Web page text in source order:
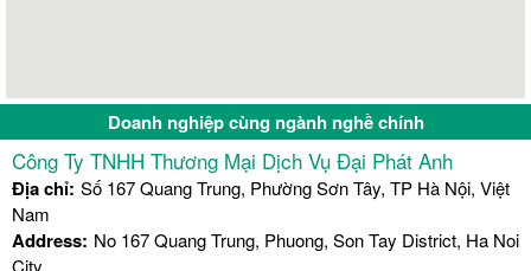
Doanh nghiệp cùng ngành nghề chính
Công Ty TNHH Thương Mại Dịch Vụ Đại Phát Anh
Địa chỉ: Số 167 Quang Trung, Phường Sơn Tây, TP Hà Nội, Việt
Nam
Address: No 167 Quang Trung, Phuong, Son Tay District, Ha Noi
City